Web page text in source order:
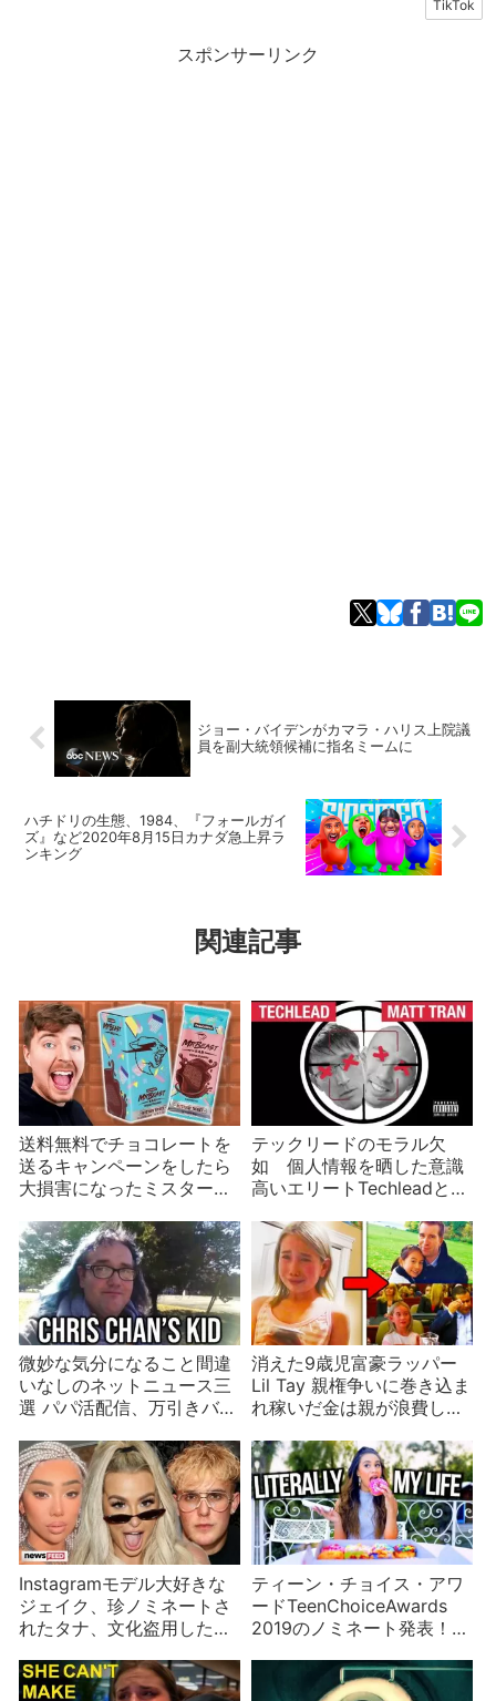
TikTok
スポンサーリンク
ジョー・バイデンがカマラ・ハリス上院議
員を副大統領候補に指名ミームに
ハチドリの生態、1984、『フォールガイ
ズ』など2020年8月15日カナダ急上昇ラ
ンキング
関連記事
送料無料でチョコレートを
送るキャンペーンをしたら
大損害になったミスタービ
テックリードのモラル欠
如 個人情報を晒した意識
高いエリートTechleadと
微妙な気分になること間違
いなしのネットニュース三
選 パパ活配信、万引きバ
瀬は2024年もおかしい
消えた9歳児富豪ラッパー
Lil Tay 親権争いに巻き込ま
れ稼いだ金は親が浪費して
ない
Instagramモデル大好きな
ジェイク、珍ノミネートさ
れたタナ、文化盗用したニ
ティーン・チョイス・アワ
ードTeenChoiceAwards
2019のノミネート発表！